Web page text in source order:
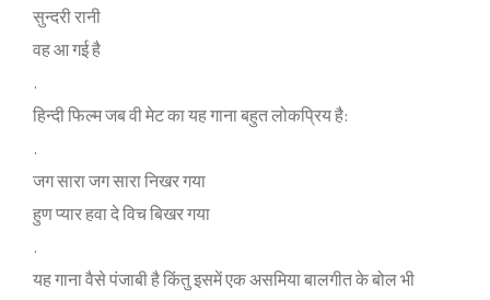
सुन्‍दरी रानी
वह आ गई है
.
हिन्‍दी फिल्‍म जब वी मेट का यह गाना बहुत लोकप्रिय है:
.
जग सारा जग सारा निखर गया
हुण प्‍यार हवा दे विच बिखर गया
.
यह गाना वैसे पंजाबी है किंतु इसमें एक असमिया बालगीत के बोल भी